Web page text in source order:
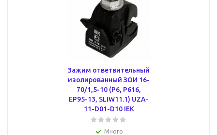
Зажим ответвительный
изолированный ЗОИ 16-
70/1,5-10 (P6, P616,
EP95-13, SLIW11.1) UZA-
11-D01-D10 IEK
Много